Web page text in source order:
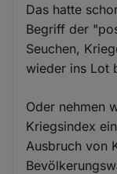
Das hatte
Begriff der
Seuchen,
wieder ins Lot
Oder nehmen
Kriegsindex
Ausbruch von